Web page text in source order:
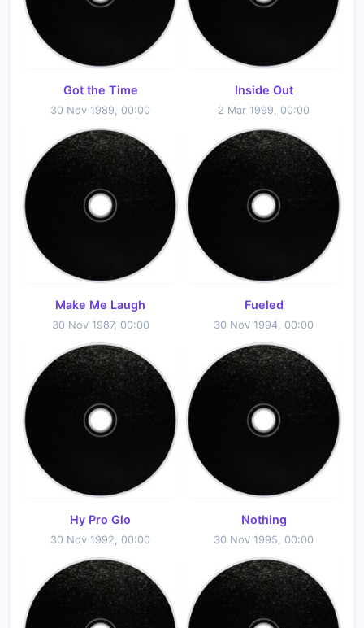
Got the Time
30 Nov 1989, 00:00
Inside Out
2 Mar 1999, 00:00
Make Me Laugh
30 Nov 1987, 00:00
Fueled
30 Nov 1994, 00:00
Hy Pro Glo
30 Nov 1992, 00:00
Nothing
30 Nov 1995, 00:00